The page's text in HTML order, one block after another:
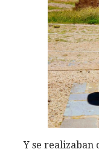
Y se realizaban